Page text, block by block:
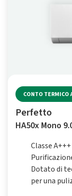
CONTO TERMICO
Perfetto
HA50x Mono
Classe
Dotato di
per una